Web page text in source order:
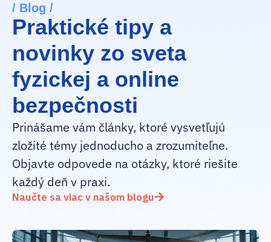
/ Blog /
Praktické tipy a
novinky zo sveta
fyzickej a online
bezpečnosti
Prinášame vám články, ktoré vysvetľujú
zložité témy jednoducho a zrozumiteľne.
Objavte odpovede na otázky, ktoré riešite
každý deň v praxi.
Naučte sa viac v našom blogu